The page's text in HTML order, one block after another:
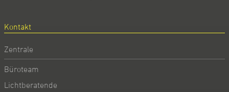
Kontakt
Zentrale
Büroteam
Lichtberatende